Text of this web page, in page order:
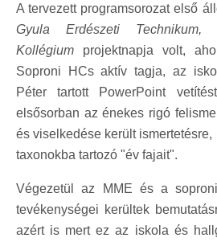
A tervezett programsorozat első
Gyula Erdészeti Technikum,
Kollégium projektnapja volt,
Soproni HCs aktív tagja, az
Péter tartott PowerPoint
elsősorban az énekes rigó
és viselkedése került ismertetésre,
taxonokba tartozó "év fajait".
Végezetül az MME és a
tevékenységei kerültek
azért is mert ez az iskola és